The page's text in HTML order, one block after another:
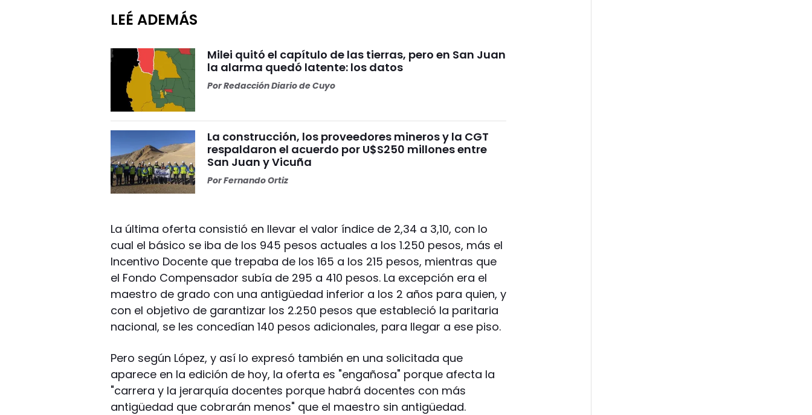
LEÉ ADEMÁS
Milei quitó el capítulo de las tierras, pero en San Juan
la alarma quedó latente: los datos
PorRedacción Diario de Cuyo
La construcción, los proveedores mineros y la CGT
respaldaron el acuerdo por U$S250 millones entre
San Juan y Vicuña
PorFernando Ortiz
La última oferta consistió en llevar el valor índice de 2,34 a 3,10, con lo
cual el básico se iba de los 945 pesos actuales a los 1.250 pesos, más el
Incentivo Docente que trepaba de los 165 a los 215 pesos, mientras que
el Fondo Compensador subía de 295 a 410 pesos. La excepción era el
maestro de grado con una antigüedad inferior a los 2 años para quien, y
con el objetivo de garantizar los 2.250 pesos que estableció la paritaria
nacional, se les concedían 140 pesos adicionales, para llegar a ese piso.
Pero según López, y así lo expresó también en una solicitada que
aparece en la edición de hoy, la oferta es "engañosa" porque afecta la
"carrera y la jerarquía docentes porque habrá docentes con más
antigüedad que cobrarán menos" que el maestro sin antigüedad.